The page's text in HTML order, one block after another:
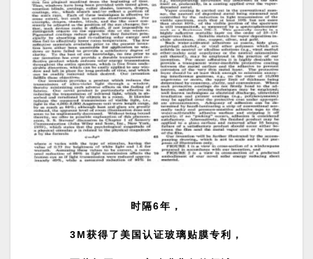
时隔6年，
3M获得了美国认证玻璃贴膜专利 ，